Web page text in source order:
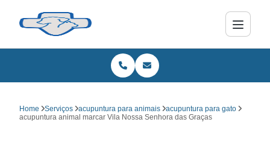
Home Serviços acupuntura para animais
acupuntura para gato
acupuntura animal marcar Vila Nossa Senhora das Graças